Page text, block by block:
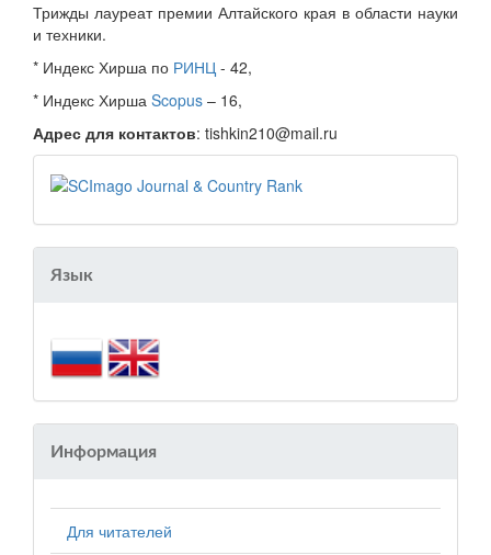
Трижды лауреат премии Алтайского края в области науки
и техники.
* Индекс Хирша по РИНЦ - 42,
* Индекс Хирша Scopus – 16,
Адрес для контактов: tishkin210@mail.ru
Язык
Информация
Для читателей